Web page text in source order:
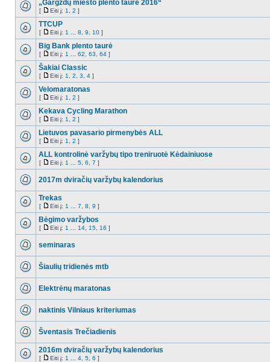
„Gargždų miesto plento taurė 2016“
[ Eiti į: 1 2 ]
TTCUP
[ Eiti į: 1 8 9 10 ]
Big Bank plento taurė
[ Eiti į: 1 62 63 64 ]
Šakiai Classic
[ Eiti į: 1 2 3 4 ]
Velomaratonas
[ Eiti į: 1 2 ]
Kekava Cycling Marathon
[ Eiti į: 1 2 ]
Lietuvos pavasario pirmenybės ALL
[ Eiti į: 1 2 ]
ALL kontrolinė varžybų tipo treniruotė Kėdainiuose
[ Eiti į: 1 5 6 7 ]
2017m dviračių varžybų kalendorius
Trekas
[ Eiti į: 1 7 8 9 ]
Bėgimo varžybos
[ Eiti į: 1 14 15 16 ]
seminaras
Šiaulių tridienės mtb
Elektrėnų maratonas
naktinis Vilniaus kriteriumas
Šventasis Trečiadienis
2016m dviračių varžybų kalendorius
[ Eiti į: 1 4 5 6 ]